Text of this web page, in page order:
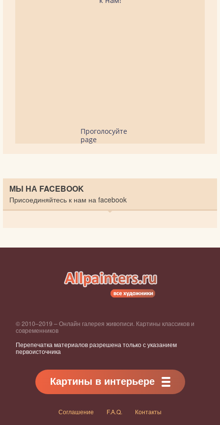
Проголосуйте
page
МЫ НА FACEBOOK
Присоединяйтесь к нам на facebook
© 2010–2019 – Онлайн галерея живописи. Картины классиков и
современников
Перепечатка материалов разрешена только с указанием
первоисточника
Картины в интерьере
Соглашение F.A.Q. Контакты